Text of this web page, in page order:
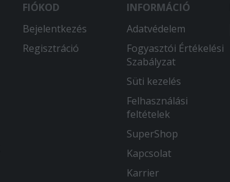
FIÓKOD
Bejelentkezés
Regisztráció
INFORMÁCIÓ
Adatvédelem
Fogyasztói Értékelési
Szabályzat
Süti kezelés
Felhasználási
feltételek
SuperShop
Kapcsolat
Karrier